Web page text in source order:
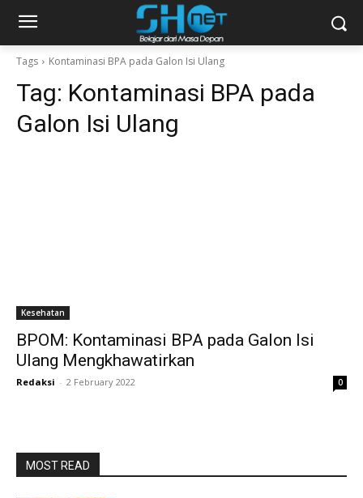
Tags Kontaminasi BPA pada Galon Isi Ulang
Tag: Kontaminasi BPA pada
Galon Isi Ulang
Kesehatan
BPOM: Kontaminasi BPA pada Galon Isi
Ulang Mengkhawatirkan
Redaksi - 2 February 2022 0
MOST READ